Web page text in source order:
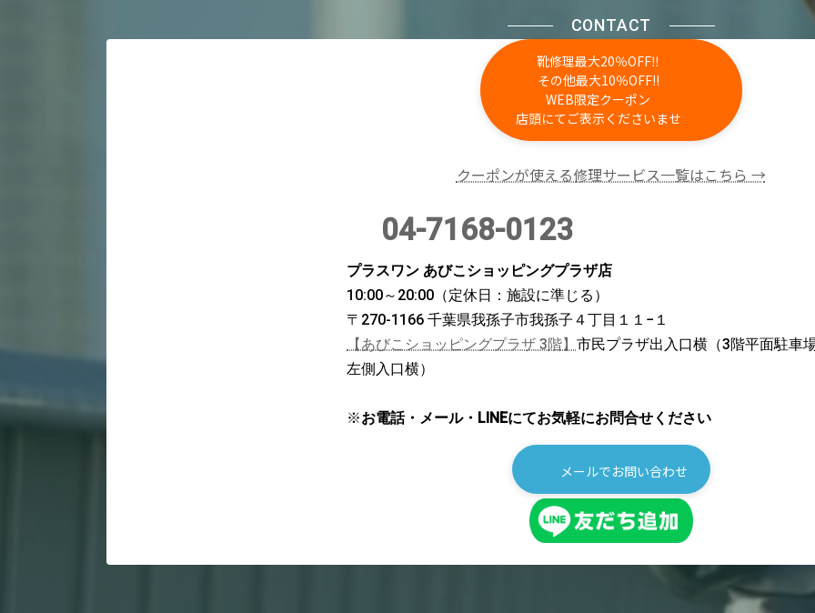
CONTACT
靴修理最大20％OFF‼
その他最大10％OFF!!
WEB限定クーポン
店頭にてご表示くださいませ
クーポンが使える修理サービス一覧はこちら →
04-7168-0123
プラスワン あびこショッピングプラザ店
10:00～20:00（定休日：施設に準じる）
〒270-1166 千葉県我孫子市我孫子４丁目１１−１
【あびこショッピングプラザ 3階】市民プラザ出入口横（3階平面駐車
左側入口横）
※お電話・メール・LINEにてお気軽にお問合せください
メールでお問い合わせ